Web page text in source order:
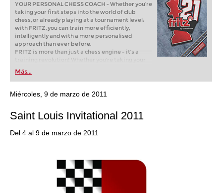
YOUR PERSONAL CHESS COACH - Whether you’re
taking your first steps into the world of club
chess, or already playing at a tournament level:
with FRITZ, you can train more efficiently,
intelligently and with a more personalised
approach than ever before.
FRITZ is more than just a chess engine – it’s a
training revolution! Whether you’re taking your
first steps into the world of club chess, or already
playing at a tournament level: with FRITZ, you can
train more efficiently, intelligently and with a
more personalised approach than ever before.
Más...
Miércoles, 9 de marzo de 2011
Saint Louis Invitational 2011
Del 4 al 9 de marzo de 2011